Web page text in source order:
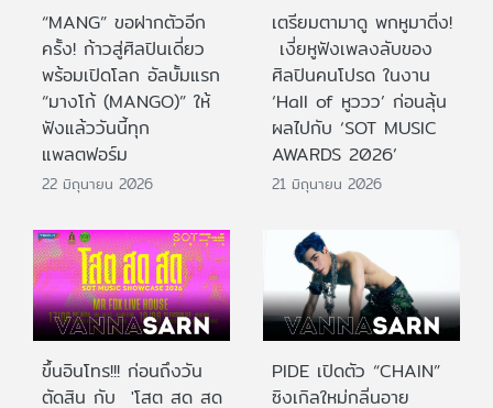
“MANG” ขอฝากตัวอีก
ครั้ง! ก้าวสู่ศิลปินเดี่ยว
พร้อมเปิดโลก อัลบั้มแรก
“มางโก้ (MANGO)” ให้
ฟังแล้ววันนี้ทุก
แพลตฟอร์ม
22 มิถุนายน 2026
เตรียมตามาดู พกหูมาติ่ง!
เงี่ยหูฟังเพลงลับของ
ศิลปินคนโปรด ในงาน
‘Hall of หูววว’ ก่อนลุ้น
ผลไปกับ ‘SOT MUSIC
AWARDS 2026’
21 มิถุนายน 2026
ขึ้นอินโทร!!! ก่อนถึงวัน
ตัดสิน กับ 'โสต สด สด
PIDE เปิดตัว “CHAIN”
ซิงเกิลใหม่กลิ่นอาย